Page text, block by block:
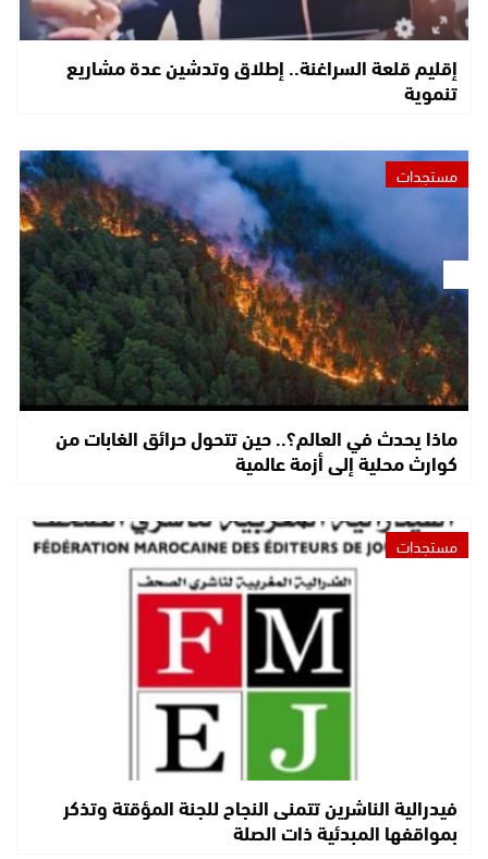
إقليم قلعة السراغنة.. إطلاق وتدشين عدة مشاريع
تنموية
مستجدات
ماذا يحدث في العالم؟.. حين تتحول حرائق الغابات من
كوارث محلية إلى أزمة عالمية
مستجدات
فيدرالية الناشرين تتمنى النجاح للجنة المؤقتة وتذكر
بمواقفها المبدئية ذات الصلة